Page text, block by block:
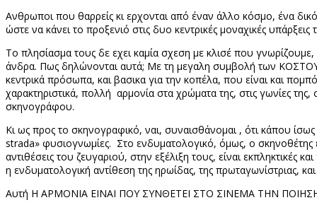
Ανθρωποι που θαρρείς κι ερχονται από έναν άλλο κόσμο, ένα
ώστε να κάνει το προξενιό στις δυο κεντρικές μοναχικές
Το πλησίασμα τους δε εχει καμία σχεση με κλισέ που γνωρίζουμε,
άνδρα. Πως δηλώνονται αυτά; Με τη μεγαλη συμβολή των
κεντρικά πρόσωπα, και βασικα για την κοπέλα, που είναι και
χαρακτηριστικά, πολλή αρμονία στα χρώματα της, στις γωνίες
σκηνογράφου.
Κι ως προς το σκηνογραφικό, ναι, συναισθάνομαι , ότι κάπου
strada» φυσιογνωμίες. Στο ενδυματολογικό, όμως, ο σκηνοθέτης
αντιθέσεις του ζευγαριού, στην εξέλιξη τους, είναι εκπληκτικές
η ενδυματολογική αντίθεση της ηρωίδας, της πρωταγωνίστριας,
Αυτή Η ΑΡΜΟΝΙΑ ΕΙΝΑΙ ΠΟΥ ΣΥΝΘΕΤΕΙ ΣΤΟ ΣΙΝΕΜΑ ΤΗΝ